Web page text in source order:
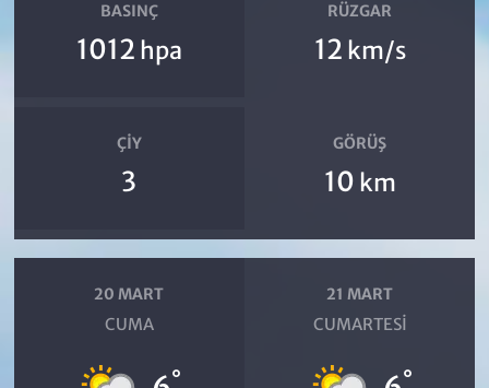
BASINÇ
1012 hpa
RÜZGAR
12 km/s
ÇIY
3
GÖRÜŞ
10 km
20 MART
CUMA
°
21 MART
CUMARTESI
°